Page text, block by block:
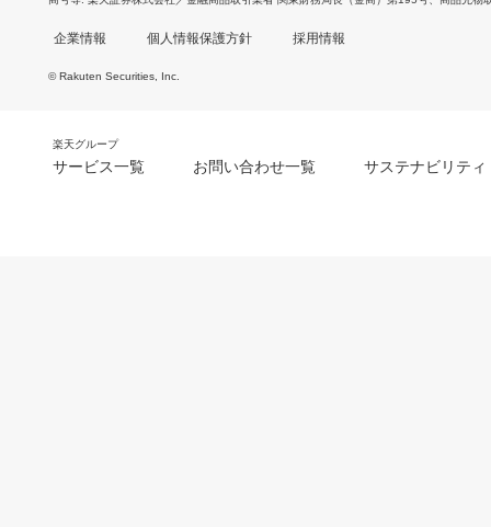
企業情報 個人情報保護方針 採用情報
© Rakuten Securities, Inc.
楽天グループ
サービス一覧 お問い合わせ一覧 サステナビリティ